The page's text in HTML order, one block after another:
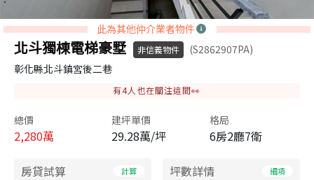
此為其他仲介業者物件
北斗獨棟電梯豪墅 非信義物件
(S2862907PA)
彰化縣北斗鎮宮後二巷
有4人也在關注這間👀
總價
2,280萬
建坪單價
29.28萬/坪
格局
6房2廳7衛
房貸試算 計算 坪數詳情 細項